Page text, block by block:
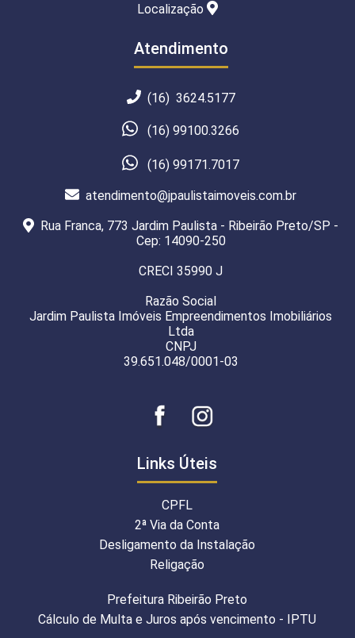
Localização
Atendimento
(16) 3624.5177
(16) 99100.3266
(16) 99171.7017
atendimento@jpaulistaimoveis.com.br
Rua Franca, 773 Jardim Paulista - Ribeirão Preto/SP -
Cep: 14090-250
CRECI 35990 J
Razão Social
Jardim Paulista Imóveis Empreendimentos Imobiliários
Ltda
CNPJ
39.651.048/0001-03
Links Úteis
CPFL
2ª Via da Conta
Desligamento da Instalação
Religação
Prefeitura Ribeirão Preto
Cálculo de Multa e Juros após vencimento - IPTU